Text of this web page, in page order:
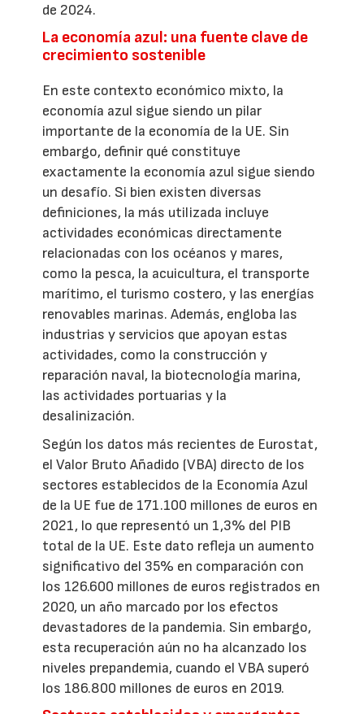
de 2024.
La economía azul: una fuente clave de
crecimiento sostenible
En este contexto económico mixto, la
economía azul sigue siendo un pilar
importante de la economía de la UE. Sin
embargo, definir qué constituye
exactamente la economía azul sigue siendo
un desafío. Si bien existen diversas
definiciones, la más utilizada incluye
actividades económicas directamente
relacionadas con los océanos y mares,
como la pesca, la acuicultura, el transporte
marítimo, el turismo costero, y las energías
renovables marinas. Además, engloba las
industrias y servicios que apoyan estas
actividades, como la construcción y
reparación naval, la biotecnología marina,
las actividades portuarias y la
desalinización.
Según los datos más recientes de Eurostat,
el Valor Bruto Añadido (VBA) directo de los
sectores establecidos de la Economía Azul
de la UE fue de 171.100 millones de euros en
2021, lo que representó un 1,3% del PIB
total de la UE. Este dato refleja un aumento
significativo del 35% en comparación con
los 126.600 millones de euros registrados en
2020, un año marcado por los efectos
devastadores de la pandemia. Sin embargo,
esta recuperación aún no ha alcanzado los
niveles prepandemia, cuando el VBA superó
los 186.800 millones de euros en 2019.